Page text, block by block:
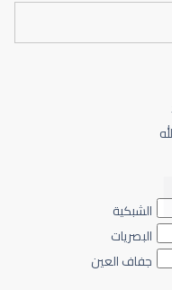
الشبكية
البصريات
جفاف العين